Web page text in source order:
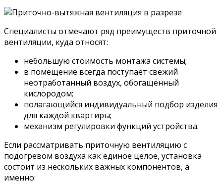
Специалисты отмечают ряд преимуществ приточной
вентиляции, куда относят:
небольшую стоимость монтажа системы;
в помещение всегда поступает свежий
неотработанный воздух, обогащённый
кислородом;
полагающийся индивидуальный подбор изделия
для каждой квартиры;
механизм регулировки функций устройства.
Если рассматривать приточную вентиляцию с
подогревом воздуха как единое целое, установка
состоит из нескольких важных компонентов, а
именно: